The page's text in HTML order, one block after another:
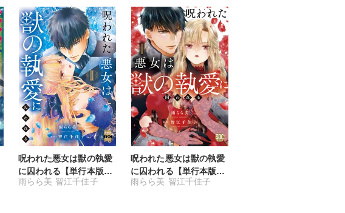
呪われた悪女は獣の執愛
に囚われる【単行本版】
2【電子限定特典付き】
雨らら美 智江千佳子
呪われた悪女は獣の執愛
に囚われる【単行本版】
1【電子限定特典付き】
雨らら美 智江千佳子